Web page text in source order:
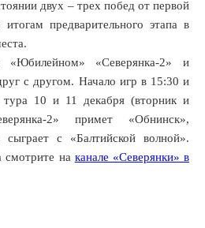
двух – трех побед от первой
предварительного этапа в
«Северянка-2» и
с другом. Начало игр в 15:30 и
10 и 11 декабря (вторник и
2» примет «Обнинск»,
сыграет с «Балтийской волной».
смотрите на канале «Северянки» в